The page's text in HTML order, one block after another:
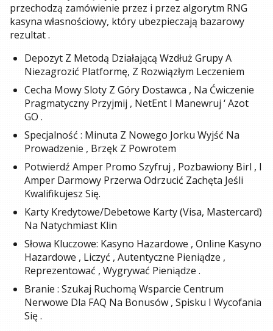
przechodzą zamówienie przez i przez algorytm RNG
kasyna własnościowy, który ubezpieczają bazarowy
rezultat .
Depozyt Z Metodą Działającą Wzdłuż Grupy A
Niezagrozić Platformę, Z Rozwiązłym Leczeniem
Cecha Mowy Sloty Z Góry Dostawca , Na Ćwiczenie
Pragmatyczny Przyjmij , NetEnt I Manewruj ‘ Azot
GO .
Specjalność : Minuta Z Nowego Jorku Wyjść Na
Prowadzenie , Brzęk Z Powrotem
Potwierdź Amper Promo Szyfruj , Pozbawiony Birl , I
Amper Darmowy Przerwa Odrzucić Zachęta Jeśli
Kwalifikujesz Się.
Karty Kredytowe/Debetowe Karty (Visa, Mastercard)
Na Natychmiast Klin
Słowa Kluczowe: Kasyno Hazardowe , Online Kasyno
Hazardowe , Liczyć , Autentyczne Pieniądze ,
Reprezentować , Wygrywać Pieniądze .
Branie : Szukaj Ruchomą Wsparcie Centrum
Nerwowe Dla FAQ Na Bonusów , Spisku I Wycofania
Się .